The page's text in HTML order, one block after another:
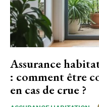
Assurance
: comment être
en cas de crue ?